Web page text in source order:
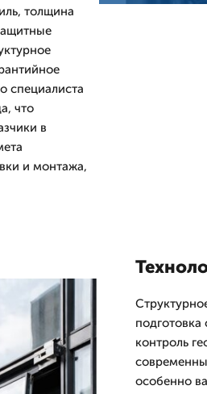
толщина
специалиста
что
в
и монтажа,
контроль
особенно